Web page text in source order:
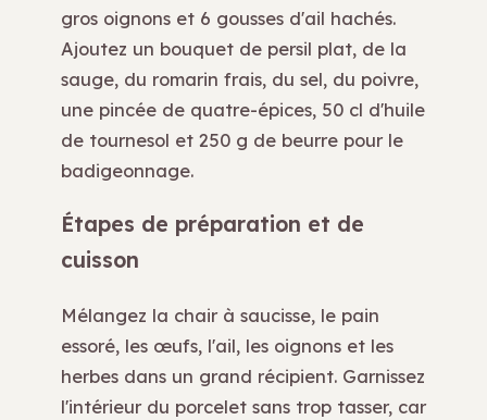
gros oignons et 6 gousses d'ail hachés.
Ajoutez un bouquet de persil plat, de la
sauge, du romarin frais, du sel, du poivre,
une pincée de quatre-épices, 50 cl d'huile
de tournesol et 250 g de beurre pour le
badigeonnage.
Étapes de préparation et de
cuisson
Mélangez la chair à saucisse, le pain
essoré, les œufs, l'ail, les oignons et les
herbes dans un grand récipient. Garnissez
l'intérieur du porcelet sans trop tasser, car